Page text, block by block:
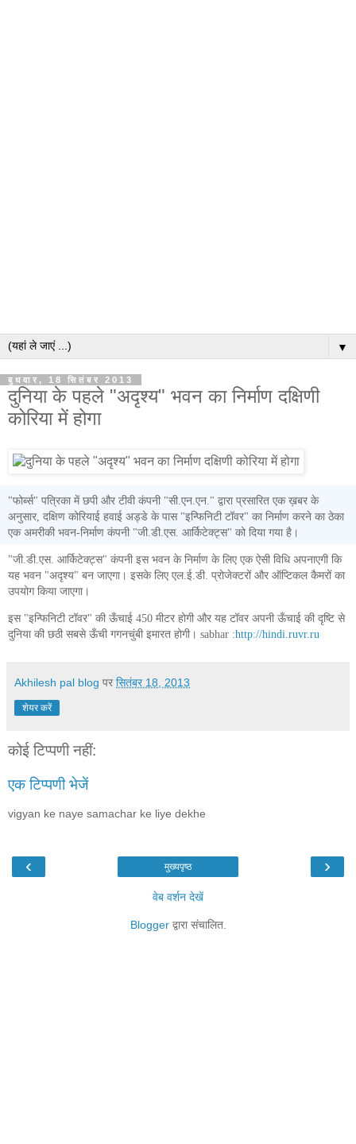
▼
बुधवार, 18 सितंबर 2013
दुनिया के पहले "अदृश्य" भवन का निर्माण दक्षिणी
कोरिया में होगा
"फोर्ब्स" पत्रिका में छपी और टीवी कंपनी "सी.एन.एन." द्वारा प्रसारित एक ख़बर के
अनुसार, दक्षिण कोरियाई हवाई अड्डे के पास "इन्फिनिटी टॉवर" का निर्माण करने का ठेका
एक अमरीकी भवन-निर्माण कंपनी "जी.डी.एस. आर्किटेक्ट्स" को दिया गया है।
"जी.डी.एस. आर्किटेक्ट्स" कंपनी इस भवन के निर्माण के लिए एक ऐसी विधि अपनाएगी कि
यह भवन "अदृश्य" बन जाएगा। इसके लिए एल.ई.डी. प्रोजेक्टरों और ऑप्टिकल कैमरों का
उपयोग किया जाएगा।
इस "इन्फिनिटी टॉवर" की ऊँचाई 450 मीटर होगी और यह टॉवर अपनी ऊँचाई की दृष्टि से
दुनिया की छठी सबसे ऊँची गगनचुंबी इमारत होगी। sabhar :http://hindi.ruvr.ru
Akhilesh pal blog पर सितंबर 18, 2013
शेयर करें
कोई टिप्पणी नहीं:
एक टिप्पणी भेजें
vigyan ke naye samachar ke liye dekhe
‹ ›
मुख्यपृष्ठ
वेब वर्शन देखें
Bloggerद्वारा संचालित.